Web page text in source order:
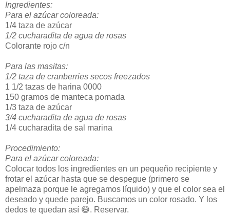
Ingredientes:
Para el azúcar coloreada:
1/4 taza de azúcar
1/2 cucharadita de agua de rosas
Colorante rojo c/n
Para las masitas:
1/2 taza de cranberries secos freezados
1 1/2 tazas de harina 0000
150 gramos de manteca pomada
1/3 taza de azúcar
3/4 cucharadita de agua de rosas
1/4 cucharadita de sal marina
Procedimiento:
Para el azúcar coloreada:
Colocar todos los ingredientes en un pequeño recipiente y
frotar el azúcar hasta que se despegue (primero se
apelmaza porque le agregamos líquido) y que el color sea el
deseado y quede parejo. Buscamos un color rosado. Y los
dedos te quedan así 😄. Reservar.